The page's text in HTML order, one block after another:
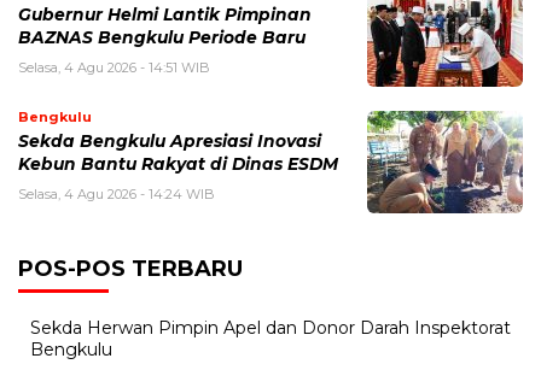
Gubernur Helmi Lantik Pimpinan
BAZNAS Bengkulu Periode Baru
Selasa, 4 Agu 2026 - 14:51 WIB
Bengkulu
Sekda Bengkulu Apresiasi Inovasi
Kebun Bantu Rakyat di Dinas ESDM
Selasa, 4 Agu 2026 - 14:24 WIB
POS-POS TERBARU
Sekda Herwan Pimpin Apel dan Donor Darah Inspektorat
Bengkulu